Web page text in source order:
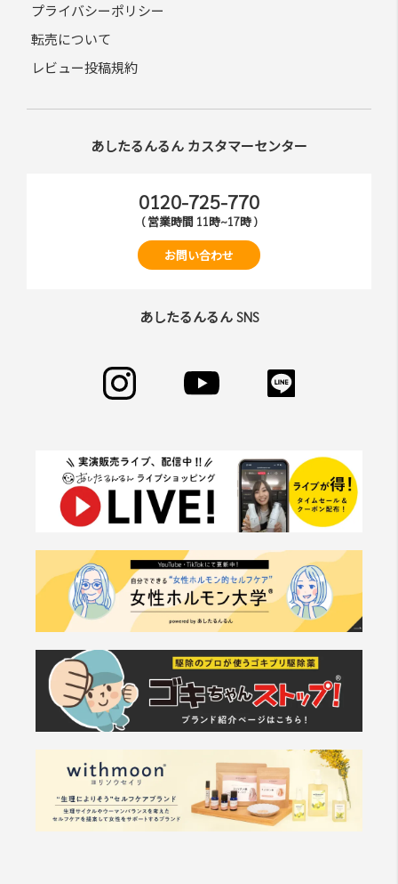
プライバシーポリシー
転売について
レビュー投稿規約
あしたるんるん カスタマーセンター
0120-725-770
( 営業時間 11時~17時 )
お問い合わせ
あしたるんるん SNS